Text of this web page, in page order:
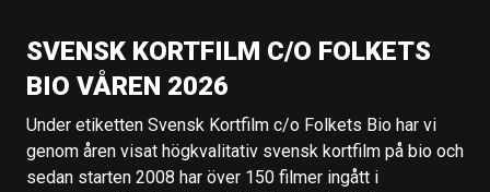
SVENSK KORTFILM C/O FOLKETS
BIO VÅREN 2026
Under etiketten Svensk Kortfilm c/o Folkets Bio har vi
genom åren visat högkvalitativ svensk kortfilm på bio och
sedan starten 2008 har över 150 filmer ingått i